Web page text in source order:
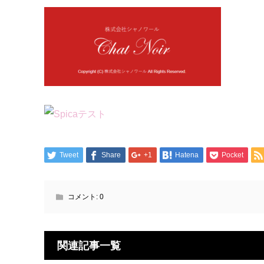
Tweet Share +1 Hatena Pocket
コメント: 0
関連記事一覧